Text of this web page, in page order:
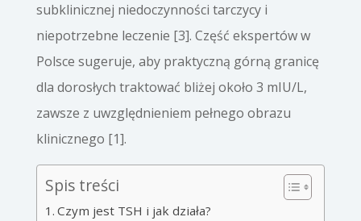
subklinicznej niedoczynności tarczycy i
niepotrzebne leczenie [3]. Część ekspertów w
Polsce sugeruje, aby praktyczną górną granicę
dla dorosłych traktować bliżej około 3 mIU/L,
zawsze z uwzględnieniem pełnego obrazu
klinicznego [1].
Spis treści
Czym jest TSH i jak działa?